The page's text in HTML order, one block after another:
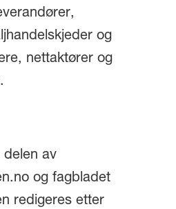
og
nettaktører og
delen av
og fagbladet
redigeres etter